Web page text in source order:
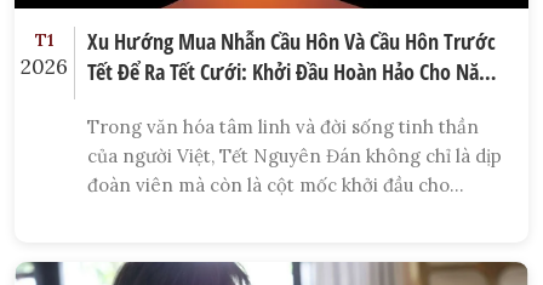
T1
2026
Xu Hướng Mua Nhẫn Cầu Hôn Và Cầu Hôn Trước
Tết Để Ra Tết Cưới: Khởi Đầu Hoàn Hảo Cho Năm
Trong văn hóa tâm linh và đời sống tinh thần
của người Việt, Tết Nguyên Đán không chỉ là dịp
đoàn viên mà còn là cột mốc khởi đầu cho
giới trẻ: Xu hướng mua nhẫn cầu hôn và cầu hôn